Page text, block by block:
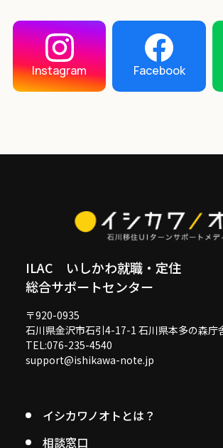
Instagram Facebook
ILAC いしかわ就職・定住
総合サポートセンター
〒920-0935
石川県金沢市石引4-17-1 石川県本多の森庁
TEL:076-235-4540
support@ishikawa-note.jp
イシカワノオトとは？
相談窓口